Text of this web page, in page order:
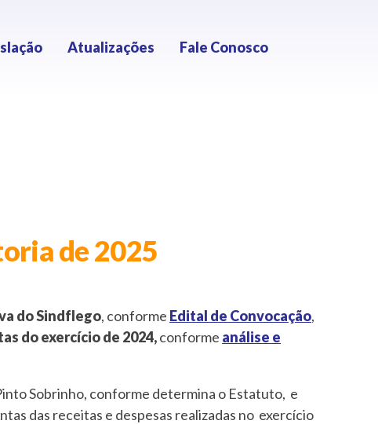
Atualizações Fale Conosco
de 2025
do Sindflego, conforme Edital de Convocação,
do exercício de 2024,conforme análise e
Sobrinho, conforme determina o Estatuto, e
das receitas e despesas realizadas no exercício